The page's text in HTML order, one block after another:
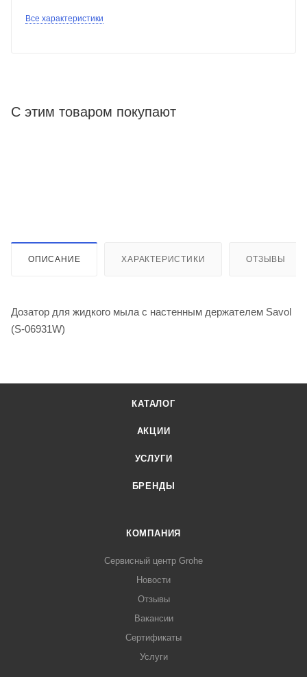
Все характеристики
С этим товаром покупают
ОПИСАНИЕ ХАРАКТЕРИСТИКИ ОТЗЫВЫ
Дозатор для жидкого мыла с настенным держателем Savol
(S-06931W)
КАТАЛОГ
АКЦИИ
УСЛУГИ
БРЕНДЫ
КОМПАНИЯ
Сервисный центр Grohe
Новости
Отзывы
Вакансии
Сертификаты
Услуги